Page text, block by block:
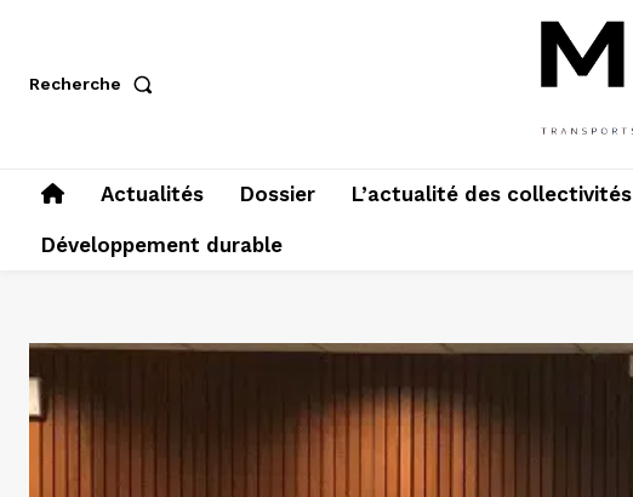
Recherche
Actualités Dossier L’actualité des collectivités
Développement durable